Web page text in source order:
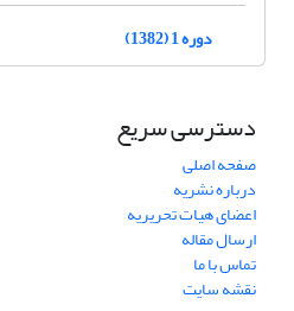
دوره 1 (1382)
دسترسی سریع
صفحه اصلی
درباره نشریه
اعضای هیات تحریریه
ارسال مقاله
تماس با ما
نقشه سایت